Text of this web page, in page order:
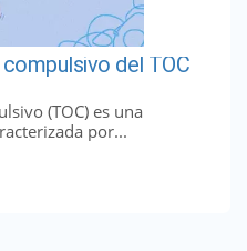
del TOC
(TOC) es una
por...